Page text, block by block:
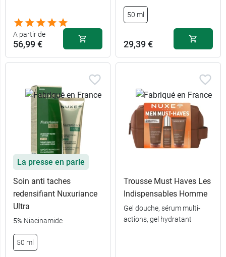
A partir de
56,99 €
56,99 €
50 ml
50 ml
29,39 €
La presse en parle
Soin anti taches
redensifiant Nuxuriance
Ultra
5% Niacinamide
50 ml
Trousse Must Haves Les
Indispensables Homme
Gel douche, sérum multi-
actions, gel hydratant